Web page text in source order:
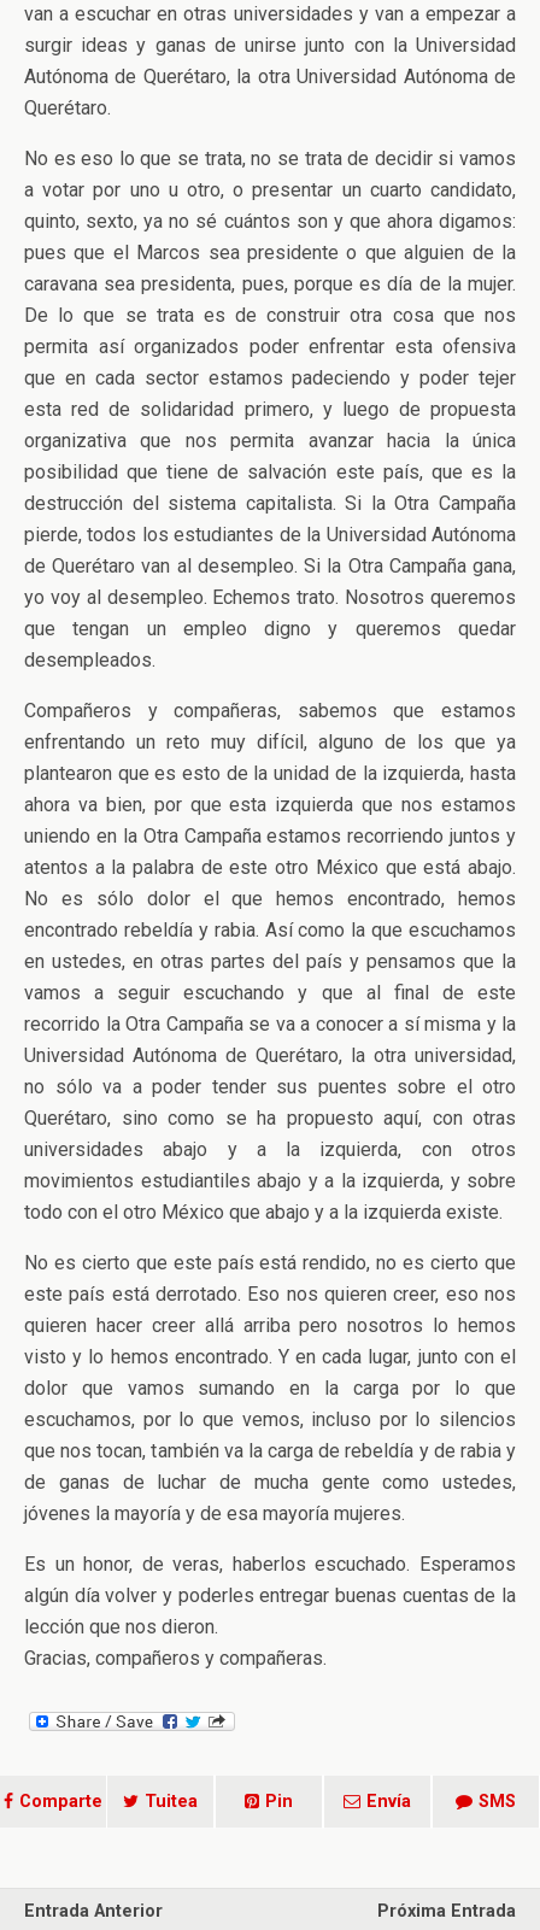
van a escuchar en otras universidades y van a empezar a
surgir ideas y ganas de unirse junto con la Universidad
Autónoma de Querétaro, la otra Universidad Autónoma de
Querétaro.
No es eso lo que se trata, no se trata de decidir si vamos
a votar por uno u otro, o presentar un cuarto candidato,
quinto, sexto, ya no sé cuántos son y que ahora digamos:
pues que el Marcos sea presidente o que alguien de la
caravana sea presidenta, pues, porque es día de la mujer.
De lo que se trata es de construir otra cosa que nos
permita así organizados poder enfrentar esta ofensiva
que en cada sector estamos padeciendo y poder tejer
esta red de solidaridad primero, y luego de propuesta
organizativa que nos permita avanzar hacia la única
posibilidad que tiene de salvación este país, que es la
destrucción del sistema capitalista. Si la Otra Campaña
pierde, todos los estudiantes de la Universidad Autónoma
de Querétaro van al desempleo. Si la Otra Campaña gana,
yo voy al desempleo. Echemos trato. Nosotros queremos
que tengan un empleo digno y queremos quedar
desempleados.
Compañeros y compañeras, sabemos que estamos
enfrentando un reto muy difícil, alguno de los que ya
plantearon que es esto de la unidad de la izquierda, hasta
ahora va bien, por que esta izquierda que nos estamos
uniendo en la Otra Campaña estamos recorriendo juntos y
atentos a la palabra de este otro México que está abajo.
No es sólo dolor el que hemos encontrado, hemos
encontrado rebeldía y rabia. Así como la que escuchamos
en ustedes, en otras partes del país y pensamos que la
vamos a seguir escuchando y que al final de este
recorrido la Otra Campaña se va a conocer a sí misma y la
Universidad Autónoma de Querétaro, la otra universidad,
no sólo va a poder tender sus puentes sobre el otro
Querétaro, sino como se ha propuesto aquí, con otras
universidades abajo y a la izquierda, con otros
movimientos estudiantiles abajo y a la izquierda, y sobre
todo con el otro México que abajo y a la izquierda existe.
No es cierto que este país está rendido, no es cierto que
este país está derrotado. Eso nos quieren creer, eso nos
quieren hacer creer allá arriba pero nosotros lo hemos
visto y lo hemos encontrado. Y en cada lugar, junto con el
dolor que vamos sumando en la carga por lo que
escuchamos, por lo que vemos, incluso por lo silencios
que nos tocan, también va la carga de rebeldía y de rabia y
de ganas de luchar de mucha gente como ustedes,
jóvenes la mayoría y de esa mayoría mujeres.
Es un honor, de veras, haberlos escuchado. Esperamos
algún día volver y poderles entregar buenas cuentas de la
lección que nos dieron.
Gracias, compañeros y compañeras.
Comparte Tuitea Pin Envía SMS
Entrada Anterior
Próxima Entrada